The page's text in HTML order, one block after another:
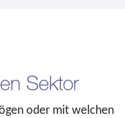
Sektor
oder mit welchen